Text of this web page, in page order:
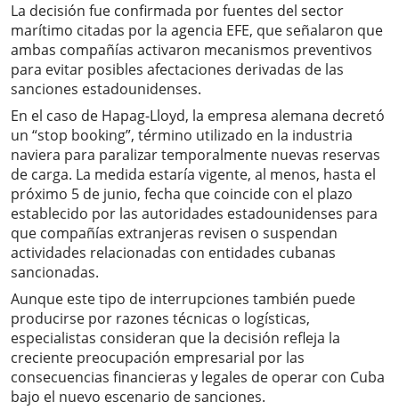
La decisión fue confirmada por fuentes del sector
marítimo citadas por la agencia EFE, que señalaron que
ambas compañías activaron mecanismos preventivos
para evitar posibles afectaciones derivadas de las
sanciones estadounidenses.
En el caso de Hapag-Lloyd, la empresa alemana decretó
un “stop booking”, término utilizado en la industria
naviera para paralizar temporalmente nuevas reservas
de carga. La medida estaría vigente, al menos, hasta el
próximo 5 de junio, fecha que coincide con el plazo
establecido por las autoridades estadounidenses para
que compañías extranjeras revisen o suspendan
actividades relacionadas con entidades cubanas
sancionadas.
Aunque este tipo de interrupciones también puede
producirse por razones técnicas o logísticas,
especialistas consideran que la decisión refleja la
creciente preocupación empresarial por las
consecuencias financieras y legales de operar con Cuba
bajo el nuevo escenario de sanciones.